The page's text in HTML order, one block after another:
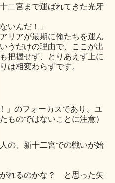
二宮まで運ばれてきた光牙
いんだ！」
リアが最期に俺たちを運ん
うだけの理由で、ここが出
把握せず、とりあえず上に
は相変わらずです。
」のフォーカスであり、ユ
ものではないことに注意）
の、新十二宮での戦いが始
れるのかな？ と思った矢